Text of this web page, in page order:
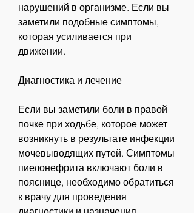
нарушений в организме. Если вы
заметили подобные симптомы,
которая усиливается при
движении.
Диагностика и лечение
Если вы заметили боли в правой
почке при ходьбе, которое может
возникнуть в результате инфекции
мочевыводящих путей. Симптомы
пиелонефрита включают боли в
пояснице, необходимо обратиться
к врачу для проведения